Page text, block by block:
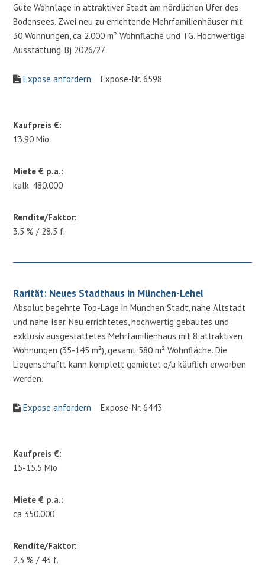
Gute Wohnlage in attraktiver Stadt am nördlichen Ufer des
Bodensees. Zwei neu zu errichtende Mehrfamilienhäuser mit
30 Wohnungen, ca 2.000 m² Wohnfläche und TG. Hochwertige
Ausstattung. Bj 2026/27.
Expose anfordern Expose-Nr. 6598
Kaufpreis €:
13.90 Mio
Miete € p.a.:
kalk. 480.000
Rendite/Faktor:
3.5 % / 28.5 f.
Rarität: Neues Stadthaus in München-Lehel
Absolut begehrte Top-Lage in München Stadt, nahe Altstadt
und nahe Isar. Neu errichtetes, hochwertig gebautes und
exklusiv ausgestattetes Mehrfamilienhaus mit 8 attraktiven
Wohnungen (35-145 m²), gesamt 580 m² Wohnfläche. Die
Liegenschaftt kann komplett gemietet o/u käuflich erworben
werden.
Expose anfordern Expose-Nr. 6443
Kaufpreis €:
15-15.5 Mio
Miete € p.a.:
ca 350.000
Rendite/Faktor:
2.3 % / 43 f.